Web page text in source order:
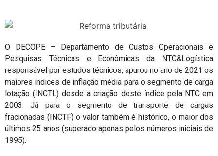
O DECOPE – Departamento de Custos Operacionais e
Pesquisas Técnicas e Econômicas da NTC&Logística
responsável por estudos técnicos, apurou no ano de 2021 os
maiores índices de inflação média para o segmento de carga
lotação (INCTL) desde a criação deste índice pela NTC em
2003. Já para o segmento de transporte de cargas
fracionadas (INCTF) o valor também é histórico, o maior dos
últimos 25 anos (superado apenas pelos números iniciais de
1995).